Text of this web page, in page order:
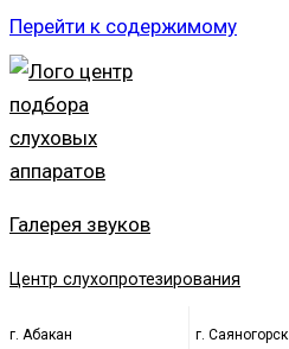
Перейти к содержимому
Галерея звуков
Центр слухопротезирования
г. Абакан
г. Саяногорск